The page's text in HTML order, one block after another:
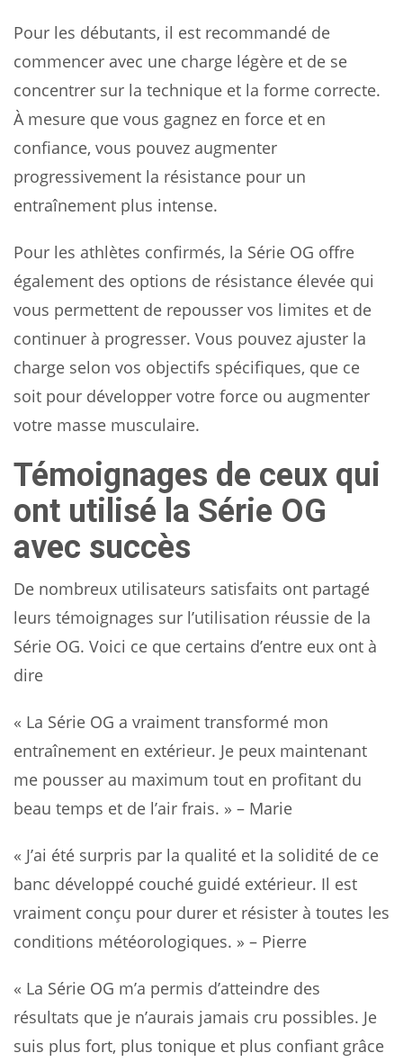
Pour les débutants, il est recommandé de
commencer avec une charge légère et de se
concentrer sur la technique et la forme correcte.
À mesure que vous gagnez en force et en
confiance, vous pouvez augmenter
progressivement la résistance pour un
entraînement plus intense.
Pour les athlètes confirmés, la Série OG offre
également des options de résistance élevée qui
vous permettent de repousser vos limites et de
continuer à progresser. Vous pouvez ajuster la
charge selon vos objectifs spécifiques, que ce
soit pour développer votre force ou augmenter
votre masse musculaire.
Témoignages de ceux qui
ont utilisé la Série OG
avec succès
De nombreux utilisateurs satisfaits ont partagé
leurs témoignages sur l’utilisation réussie de la
Série OG. Voici ce que certains d’entre eux ont à
dire
« La Série OG a vraiment transformé mon
entraînement en extérieur. Je peux maintenant
me pousser au maximum tout en profitant du
beau temps et de l’air frais. » – Marie
« J’ai été surpris par la qualité et la solidité de ce
banc développé couché guidé extérieur. Il est
vraiment conçu pour durer et résister à toutes les
conditions météorologiques. » – Pierre
« La Série OG m’a permis d’atteindre des
résultats que je n’aurais jamais cru possibles. Je
suis plus fort, plus tonique et plus confiant grâce